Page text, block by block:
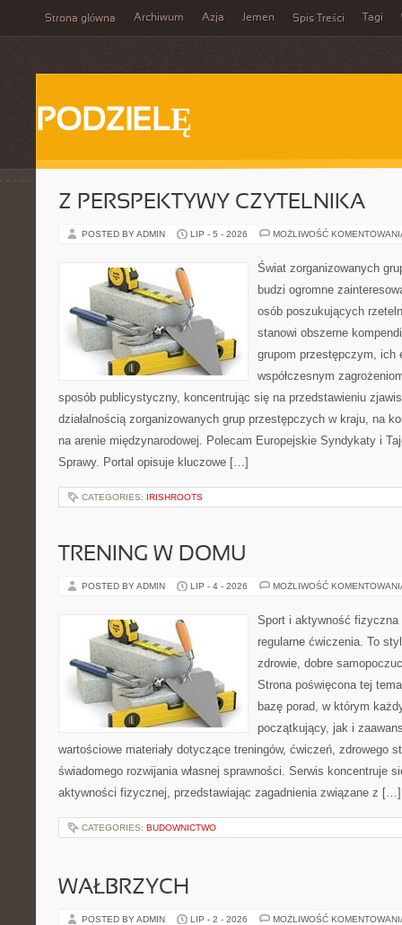
Strona główna Archiwum Azja Jemen Spis Treści Tagi
PODZIELĘ
Z PERSPEKTYWY CZYTELNIKA
POSTED BY ADMIN LIP - 5 - 2026 MOŻLIWOŚĆ
Świat zorganizowanych
budzi ogromne
osób poszukujących
stanowi obszerne
grupom przestępczym, ich
współczesnym
sposób publicystyczny, koncentrując się na przedstawieniu
działalnością zorganizowanych grup przestępczych w kraju, na
na arenie międzynarodowej. Polecam Europejskie Syndykaty i
Sprawy. Portal opisuje kluczowe […]
CATEGORIES: IRISHROOTS
TRENING W DOMU
POSTED BY ADMIN LIP - 4 - 2026 MOŻLIWOŚĆ
Sport i aktywność
regularne ćwiczenia. To
zdrowie, dobre
Strona poświęcona tej
bazę porad, w którym
początkujący, jak i
wartościowe materiały dotyczące treningów, ćwiczeń, zdrowego
świadomego rozwijania własnej sprawności. Serwis koncentruje
aktywności fizycznej, przedstawiając zagadnienia związane z […]
CATEGORIES: BUDOWNICTWO
WAŁBRZYCH
POSTED BY ADMIN LIP - 2 - 2026 MOŻLIWOŚĆ